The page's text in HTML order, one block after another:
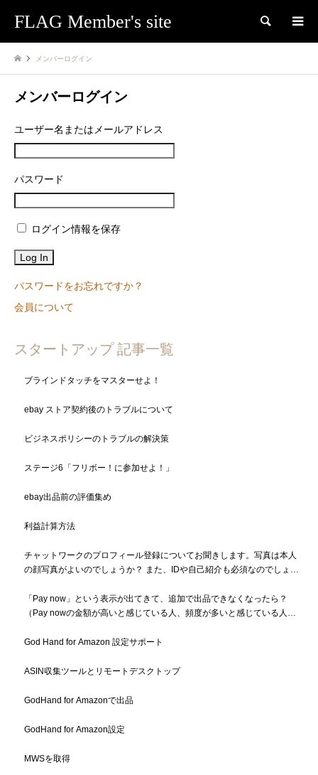
FLAG Member's site 検索
メンバーログイン
メンバーログイン
ユーザー名またはメールアドレス
パスワード
ログイン情報を保存
パスワードをお忘れですか？
会員について
スタートアップ 記事一覧
ブラインドタッチをマスターせよ！
ebay ストア契約後のトラブルについて
ビジネスポリシーのトラブルの解決策
ステージ6「フリボー！に参加せよ！」
ebay出品前の評価集め
利益計算方法
チャットワークのプロフィール登録についてお聞きします。写真は本人
の顔写真がよいのでしょうか？ また、IDや自己紹介も必須なのでしょう
「Pay now」という表示が出てきて、追加で出品できなくなったら？
（Pay nowの金額が高いと感じている人、頻度が多いと感じている人も
God Hand for Amazon 設定サポート
ASIN収集ツールとリモートデスクトップ
GodHand for Amazonで出品
GodHand for Amazon設定
MWSを取得